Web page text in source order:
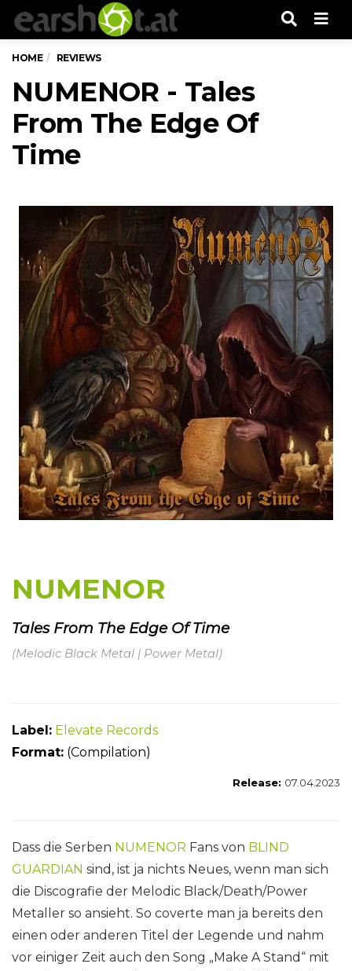
HOME REVIEWS
NUMENOR - Tales
From The Edge Of
Time
NUMENOR
Tales From The Edge Of Time
(Melodic Black Metal | Power Metal)
Label: Elevate Records
Format: (Compilation)
Release: 07.04.2023
Dass die Serben NUMENOR Fans von BLIND
GUARDIAN sind, ist ja nichts Neues, wenn man sich
die Discografie der Melodic Black/Death/Power
Metaller so ansieht. So coverte man ja bereits den
einen oder anderen Titel der Legende und nahm
vor einiger Zeit auch den Song „Make A Stand“ mit